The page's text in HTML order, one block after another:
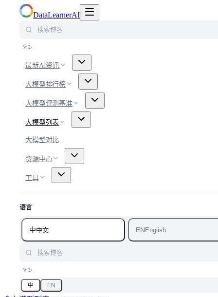
DataLearnerAI
最新AI资讯
大模型排行榜
大模型评测基准
大模型列表
大模型对比
资源中心
工具
语言
中中文 ENEnglish
中 EN